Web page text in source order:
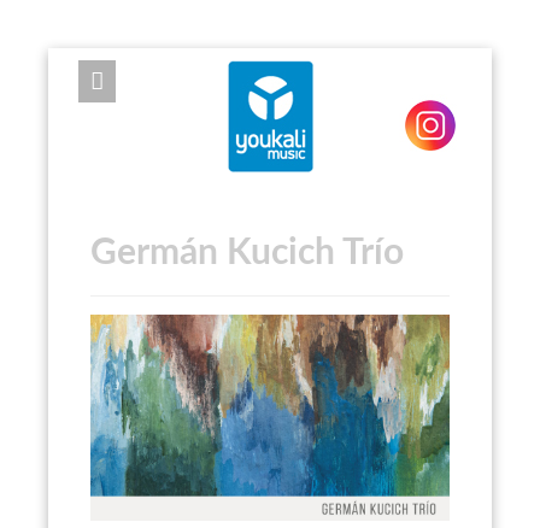
EXPOSE FRAMEWORK FOR JOOMLA 2.5 AND 3.0+
Germán Kucich Trío